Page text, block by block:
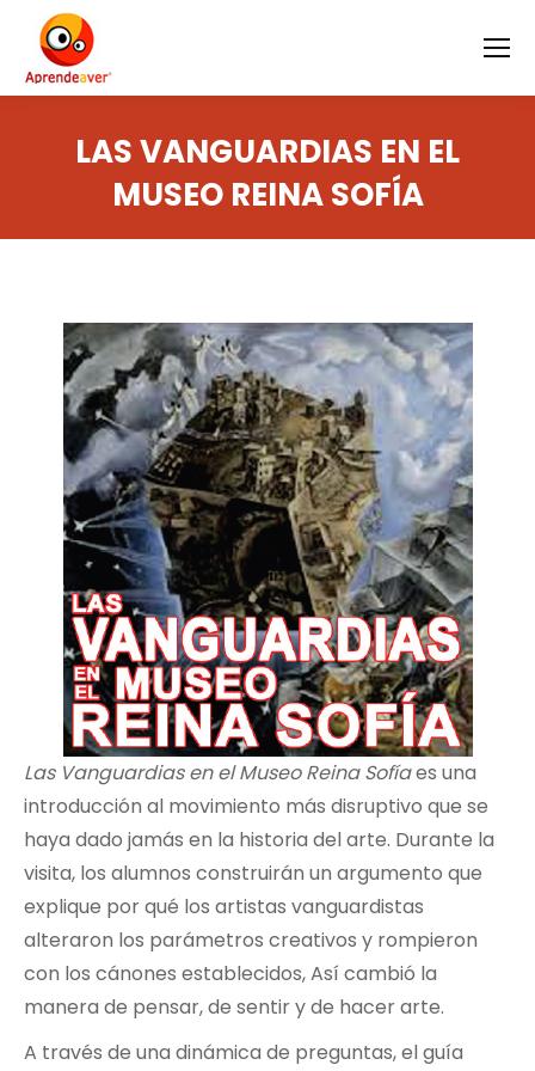
LAS VANGUARDIAS EN EL
MUSEO REINA SOFÍA
Las Vanguardias en el Museo Reina Sofíaes una
introducción al movimiento más disruptivo que se
haya dado jamás en la historia del arte. Durante la
visita, los alumnos construirán un argumento que
explique por qué los artistas vanguardistas
alteraron los parámetros creativos y rompieron
con los cánones establecidos, Así cambió la
manera de pensar, de sentir y de hacer arte.
A través de una dinámica de preguntas, el guía